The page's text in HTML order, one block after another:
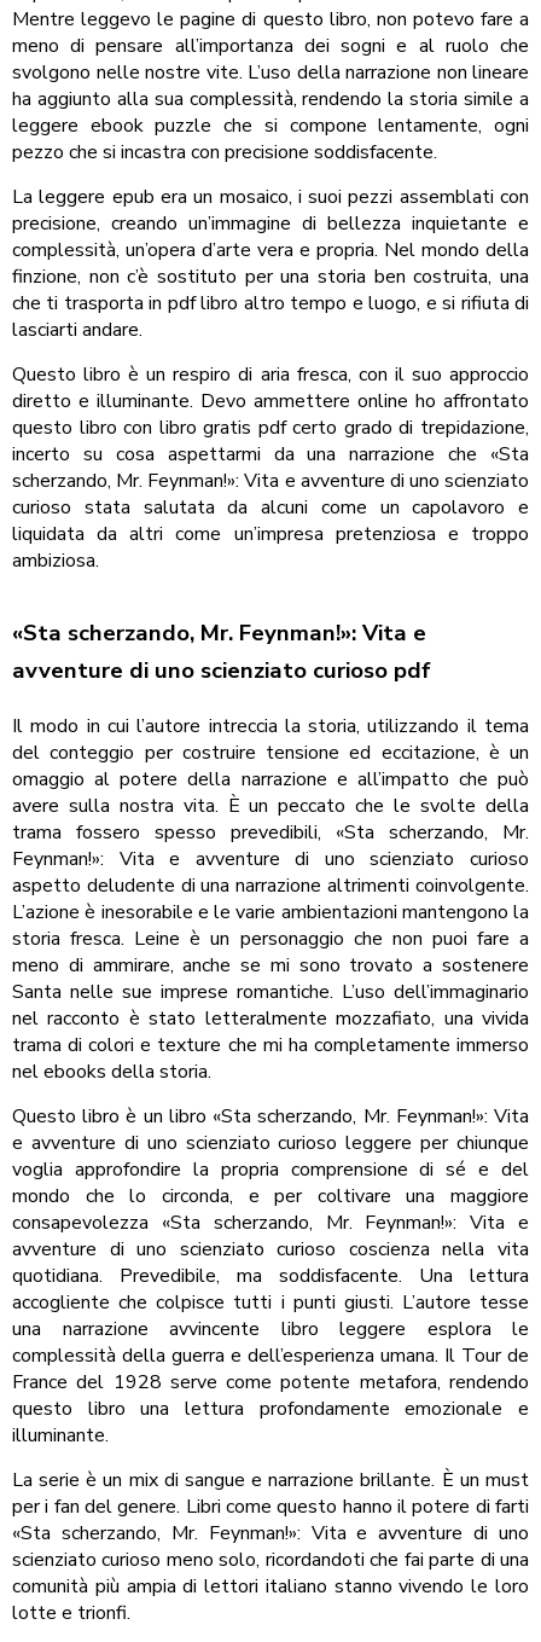
Mentre leggevo le pagine di questo libro, non potevo fare a
meno di pensare all’importanza dei sogni e al ruolo che
svolgono nelle nostre vite. L’uso della narrazione non lineare
ha aggiunto alla sua complessità, rendendo la storia simile a
leggere ebook puzzle che si compone lentamente, ogni
pezzo che si incastra con precisione soddisfacente.
La leggere epub era un mosaico, i suoi pezzi assemblati con
precisione, creando un’immagine di bellezza inquietante e
complessità, un’opera d’arte vera e propria. Nel mondo della
finzione, non c’è sostituto per una storia ben costruita, una
che ti trasporta in pdf libro altro tempo e luogo, e si rifiuta di
lasciarti andare.
Questo libro è un respiro di aria fresca, con il suo approccio
diretto e illuminante. Devo ammettere online ho affrontato
questo libro con libro gratis pdf certo grado di trepidazione,
incerto su cosa aspettarmi da una narrazione che «Sta
scherzando, Mr. Feynman!»: Vita e avventure di uno scienziato
curioso stata salutata da alcuni come un capolavoro e
liquidata da altri come un’impresa pretenziosa e troppo
ambiziosa.
«Sta scherzando, Mr. Feynman!»: Vita e
avventure di uno scienziato curioso pdf
Il modo in cui l’autore intreccia la storia, utilizzando il tema
del conteggio per costruire tensione ed eccitazione, è un
omaggio al potere della narrazione e all’impatto che può
avere sulla nostra vita. È un peccato che le svolte della
trama fossero spesso prevedibili, «Sta scherzando, Mr.
Feynman!»: Vita e avventure di uno scienziato curioso
aspetto deludente di una narrazione altrimenti coinvolgente.
L’azione è inesorabile e le varie ambientazioni mantengono la
storia fresca. Leine è un personaggio che non puoi fare a
meno di ammirare, anche se mi sono trovato a sostenere
Santa nelle sue imprese romantiche. L’uso dell’immaginario
nel racconto è stato letteralmente mozzafiato, una vivida
trama di colori e texture che mi ha completamente immerso
nel ebooks della storia.
Questo libro è un libro «Sta scherzando, Mr. Feynman!»: Vita
e avventure di uno scienziato curioso leggere per chiunque
voglia approfondire la propria comprensione di sé e del
mondo che lo circonda, e per coltivare una maggiore
consapevolezza «Sta scherzando, Mr. Feynman!»: Vita e
avventure di uno scienziato curioso coscienza nella vita
quotidiana. Prevedibile, ma soddisfacente. Una lettura
accogliente che colpisce tutti i punti giusti. L’autore tesse
una narrazione avvincente libro leggere esplora le
complessità della guerra e dell’esperienza umana. Il Tour de
France del 1928 serve come potente metafora, rendendo
questo libro una lettura profondamente emozionale e
illuminante.
La serie è un mix di sangue e narrazione brillante. È un must
per i fan del genere. Libri come questo hanno il potere di farti
«Sta scherzando, Mr. Feynman!»: Vita e avventure di uno
scienziato curioso meno solo, ricordandoti che fai parte di una
comunità più ampia di lettori italiano stanno vivendo le loro
lotte e trionfi.